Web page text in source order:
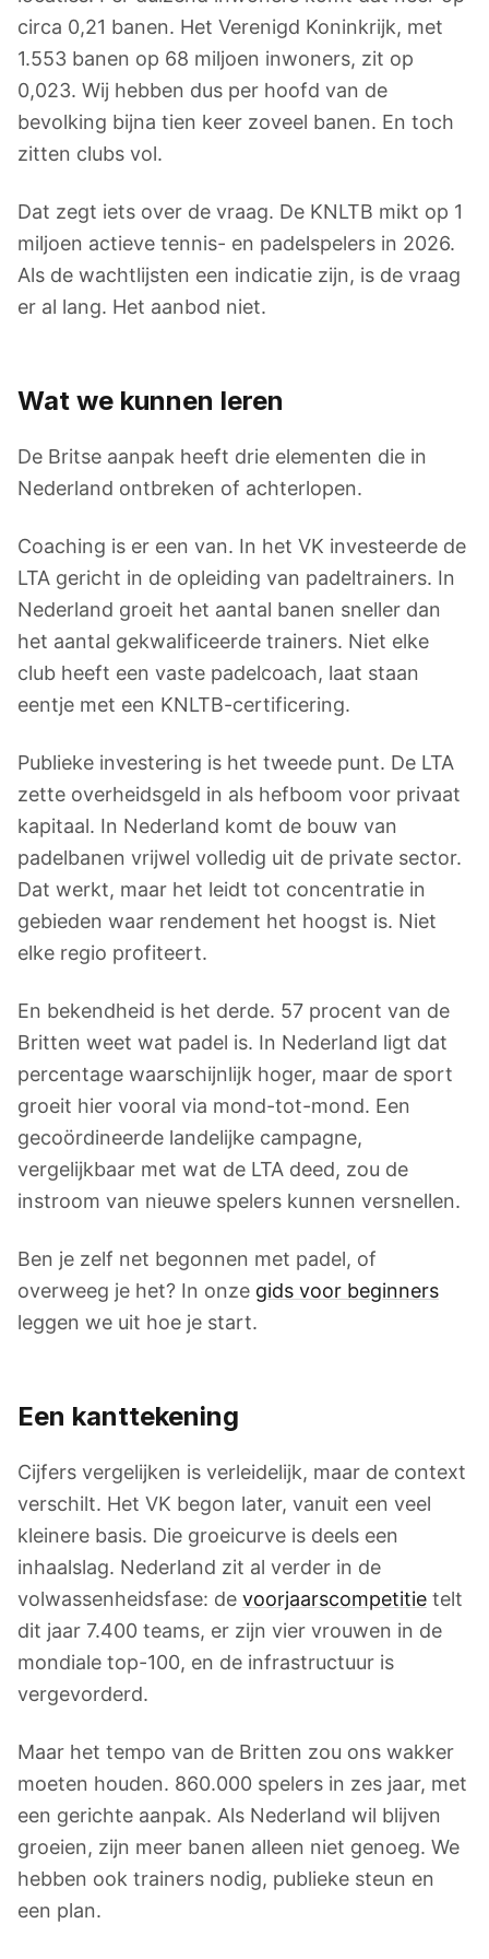
circa 0,21 banen. Het Verenigd Koninkrijk, met
1.553 banen op 68 miljoen inwoners, zit op
0,023. Wij hebben dus per hoofd van de
bevolking bijna tien keer zoveel banen. En toch
zitten clubs vol.
Dat zegt iets over de vraag. De KNLTB mikt op 1
miljoen actieve tennis- en padelspelers in 2026.
Als de wachtlijsten een indicatie zijn, is de vraag
er al lang. Het aanbod niet.
Wat we kunnen leren
De Britse aanpak heeft drie elementen die in
Nederland ontbreken of achterlopen.
Coaching is er een van. In het VK investeerde de
LTA gericht in de opleiding van padeltrainers. In
Nederland groeit het aantal banen sneller dan
het aantal gekwalificeerde trainers. Niet elke
club heeft een vaste padelcoach, laat staan
eentje met een KNLTB-certificering.
Publieke investering is het tweede punt. De LTA
zette overheidsgeld in als hefboom voor privaat
kapitaal. In Nederland komt de bouw van
padelbanen vrijwel volledig uit de private sector.
Dat werkt, maar het leidt tot concentratie in
gebieden waar rendement het hoogst is. Niet
elke regio profiteert.
En bekendheid is het derde. 57 procent van de
Britten weet wat padel is. In Nederland ligt dat
percentage waarschijnlijk hoger, maar de sport
groeit hier vooral via mond-tot-mond. Een
gecoördineerde landelijke campagne,
vergelijkbaar met wat de LTA deed, zou de
instroom van nieuwe spelers kunnen versnellen.
Ben je zelf net begonnen met padel, of
overweeg je het? In onze gids voor beginners
leggen we uit hoe je start.
Een kanttekening
Cijfers vergelijken is verleidelijk, maar de context
verschilt. Het VK begon later, vanuit een veel
kleinere basis. Die groeicurve is deels een
inhaalslag. Nederland zit al verder in de
volwassenheidsfase: de voorjaarscompetitie telt
dit jaar 7.400 teams, er zijn vier vrouwen in de
mondiale top-100, en de infrastructuur is
vergevorderd.
Maar het tempo van de Britten zou ons wakker
moeten houden. 860.000 spelers in zes jaar, met
een gerichte aanpak. Als Nederland wil blijven
groeien, zijn meer banen alleen niet genoeg. We
hebben ook trainers nodig, publieke steun en
een plan.